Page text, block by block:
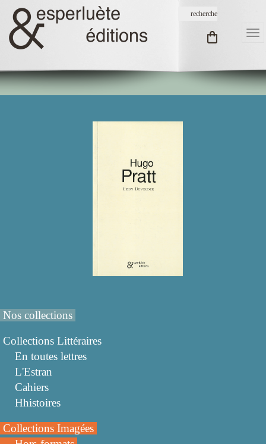
Nos collections
Collections Littéraires
En toutes lettres
L'Estran
Cahiers
Hhistoires
Collections Imagées